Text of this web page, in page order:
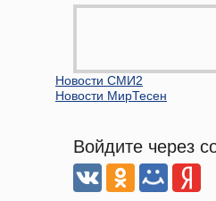
Новости СМИ2
Новости МирТесен
Войдите через